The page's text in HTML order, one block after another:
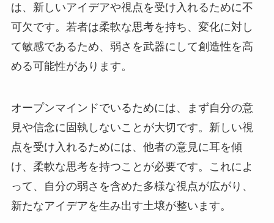
は、新しいアイデアや視点を受け入れるために不
可欠です。若者は柔軟な思考を持ち、変化に対し
て敏感であるため、弱さを武器にして創造性を高
める可能性があります。
オープンマインドでいるためには、まず自分の意
見や信念に固執しないことが大切です。新しい視
点を受け入れるためには、他者の意見に耳を傾
け、柔軟な思考を持つことが必要です。これによ
って、自分の弱さを含めた多様な視点が広がり、
新たなアイデアを生み出す土壌が整います。